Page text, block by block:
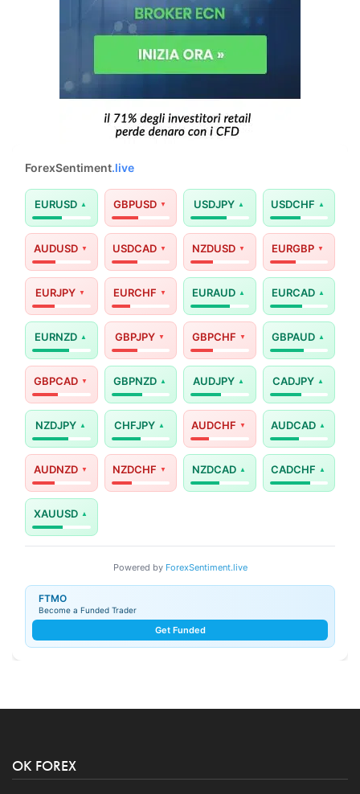
ForexSentiment.live
EURUSD GBPUSD USDJPY USDCHF
AUDUSD USDCAD NZDUSD EURGBP
EURJPY EURCHF EURAUD EURCAD
EURNZD GBPJPY GBPCHF GBPAUD
GBPCAD GBPNZD AUDJPY CADJPY
NZDJPY CHFJPY AUDCHF AUDCAD
AUDNZD NZDCHF NZDCAD CADCHF
XAUUSD
Powered by ForexSentiment.live
FTMO
Become a Funded Trader
Get Funded
OK FOREX